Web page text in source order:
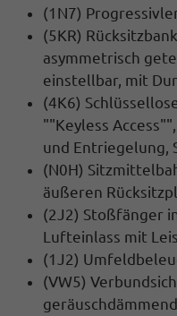
(1N7)
(5KR)
asymmetrisch
einstellbar, mit
(4K6)
""Keyless
und Entriegelung,
(N0H)
äußeren
(2J2) Stoßfänger
Lufteinlass mit
(1J2)
(VW5)